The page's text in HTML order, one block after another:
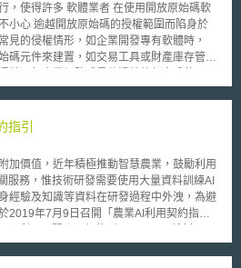
產學合作團 ( 類似我國大學技術移轉中心 )
之技術[1]，並以技術事業化為目的而成立公
過資本額之30%，且擁有超過發行股份總數
股公司設立許可申請書」，若是兩個以上機
之情形，則應選定一個代表機關 ( 構 ) 提出
提出「技術控股公司成立計畫書」以及「公
使得許多 軟體業者 在使用開放原始碼軟
小心 逾越開放原始碼的授權範圍而陷身於
見的侵權情形，如企業開發專有軟體時，
碼元件來建置，如交易工具或財產庫存管理
了開放原始碼 GPL （ General Public
， OSRM ）結合 Lloyd's 保險業
約必須支付 2 萬美元的保險費。
指引
價值，近年積極推動智慧農業，鼓勵利用
服務，惟技術研發需要使用大量資料訓練AI
經驗及知識等資料在研發過程中外洩，為避
2019年7月9日召開「農業AI利用契約指引
引」，防止在進行AI相關應用研發時，農業